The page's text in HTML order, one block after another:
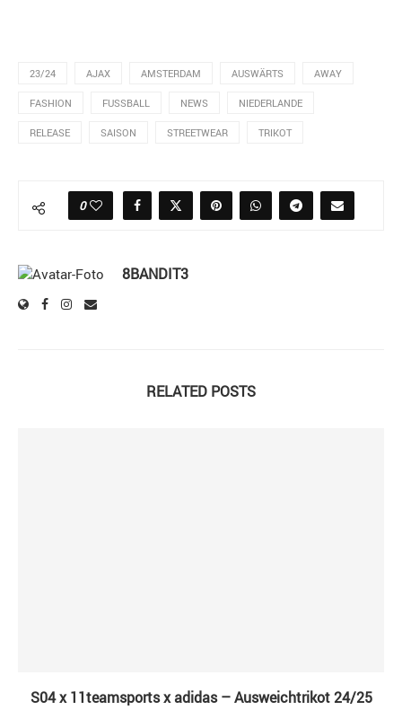
23/24 AJAX AMSTERDAM AUSWÄRTS AWAY
FASHION FUSSBALL NEWS NIEDERLANDE
RELEASE SAISON STREETWEAR TRIKOT
0
8BANDIT3
RELATED POSTS
S04 x 11teamsports x adidas – Ausweichtrikot 24/25